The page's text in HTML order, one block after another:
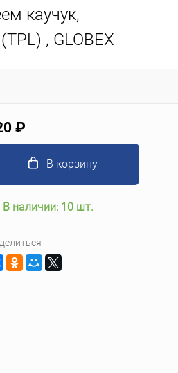
каучук,
, GLOBEX
₽
В корзину
В наличии: 10 шт.